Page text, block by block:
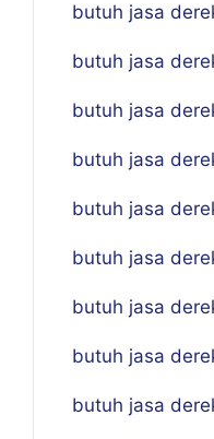
butuh jasa
butuh jasa
butuh jasa
butuh jasa
butuh jasa
butuh jasa
butuh jasa
butuh jasa
butuh jasa